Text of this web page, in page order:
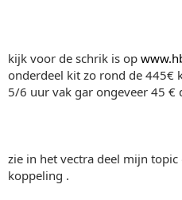
kijk voor de schrik is op
onderdeel kit zo rond de 445€
5/6 uur vak gar ongeveer 45 €
zie in het vectra deel mijn
koppeling .